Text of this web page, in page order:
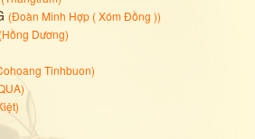
(Đoàn Minh Hợp ( Xóm Đồng ))
(Hồng Dương)
Tinhbuon)
)
)